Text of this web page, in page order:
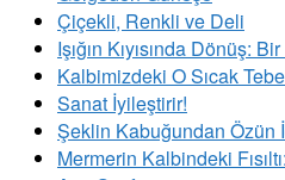
Çiçekli, Renkli ve Deli
Işığın Kıyısında Dönüş:
Kalbimizdeki O Sıcak
Sanat İyileştirir!
Şeklin Kabuğundan Özün
Mermerin Kalbindeki